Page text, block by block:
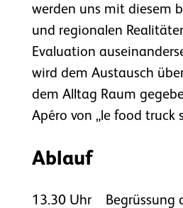
werden uns mit diesem
und regionalen
Evaluation
wird dem Austausch
dem Alltag Raum
Apéro von „le food truck
Ablauf
13.30 Uhr
Begrüssung